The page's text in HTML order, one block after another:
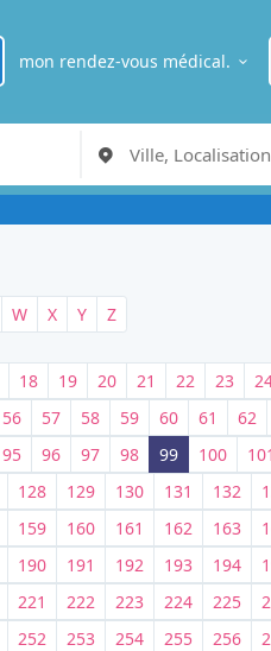
mon rendez-vous médical.
W X Y Z
18 19 20 21 22 23
56 57 58 59 60 61 62
95 96 97 98 99 100 101
128 129 130 131 132
159 160 161 162 163
190 191 192 193 194
221 222 223 224 225
252 253 254 255 256